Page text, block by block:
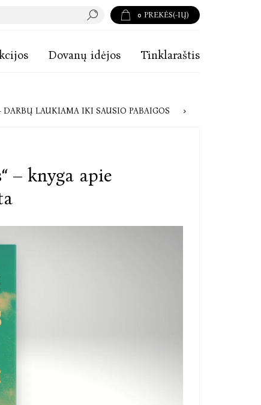
0 PREKĖS(-IŲ)
Dovanų idėjos Tinklaraštis
ĮSIBĖGĖJA – DARBŲ LAUKIAMA IKI SAUSIO PABAIGOS
– knyga apie